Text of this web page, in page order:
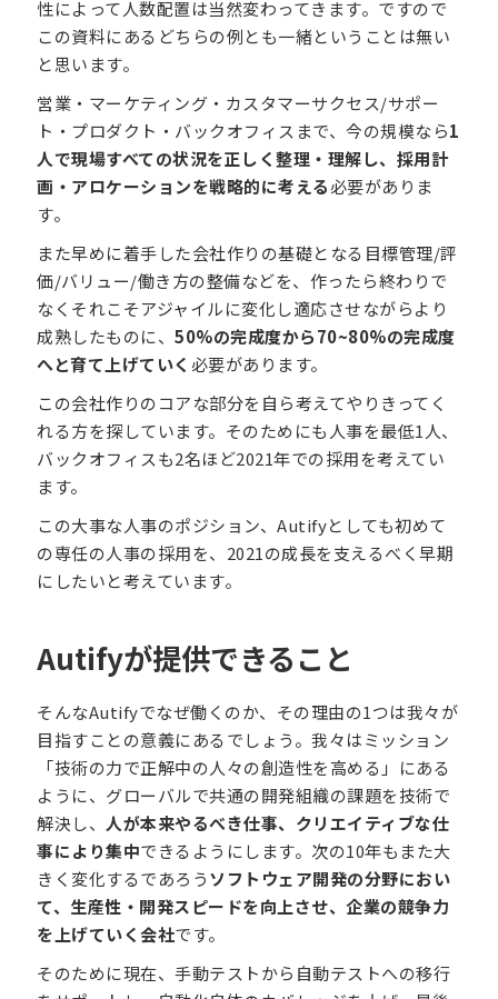
性によって人数配置は当然変わってきます。ですので
この資料にあるどちらの例とも一緒ということは無い
と思います。
営業・マーケティング・カスタマーサクセス/サポー
ト・プロダクト・バックオフィスまで、今の規模なら1
人で現場すべての状況を正しく整理・理解し、採用計
画・アロケーションを戦略的に考える必要がありま
す。
また早めに着手した会社作りの基礎となる目標管理/評
価/バリュー/働き方の整備などを、作ったら終わりで
なくそれこそアジャイルに変化し適応させながらより
成熟したものに、50%の完成度から70~80%の完成度
へと育て上げていく 必要があります。
この会社作りのコアな部分を自ら考えてやりきってく
れる方を探しています。そのためにも人事を最低1人、
バックオフィスも2名ほど2021年での採用を考えてい
ます。
この大事な人事のポジション、Autifyとしても初めて
の専任の人事の採用を、2021の成長を支えるべく早期
にしたいと考えています。
Autifyが提供できること
そんなAutifyでなぜ働くのか、その理由の1つは我々が
目指すことの意義にあるでしょう。我々はミッション
「技術の力で正解中の人々の創造性を高める」にある
ように、グローバルで共通の開発組織の課題を技術で
解決し、人が本来やるべき仕事、クリエイティブな仕
事により集中できるようにします。次の10年もまた大
きく変化するであろうソフトウェア開発の分野におい
て、生産性・開発スピードを向上させ、企業の競争力
を上げていく会社です。
そのために現在、手動テストから自動テストへの移行